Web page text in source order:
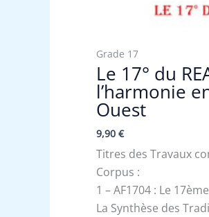
Grade 17
Le 17° du
l’harmonie
Ouest
9,90€
Titres des Travaux
Corpus :
1 – AF1704 : Le
La Synthèse des